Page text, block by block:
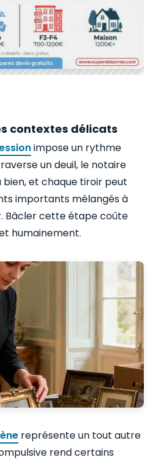
contextes délicats
impose un rythme
un deuil, le notaire
et chaque tiroir peut
importants mélangés à
Bâcler cette étape coûte
humainement.
représente un tout autre
rend certains